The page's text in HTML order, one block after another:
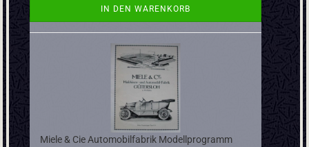
IN DEN WARENKORB
Miele & Cie Automobilfabrik Modellprogramm